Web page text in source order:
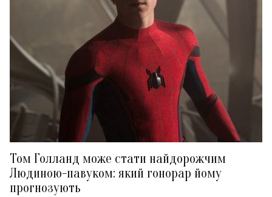
Том Голланд може стати найдорожчим
Людиною-павуком: який гонорар йому
прогнозують